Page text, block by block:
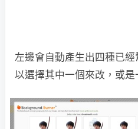
左邊會自動產生出四種已
以選擇其中一個來改，或是